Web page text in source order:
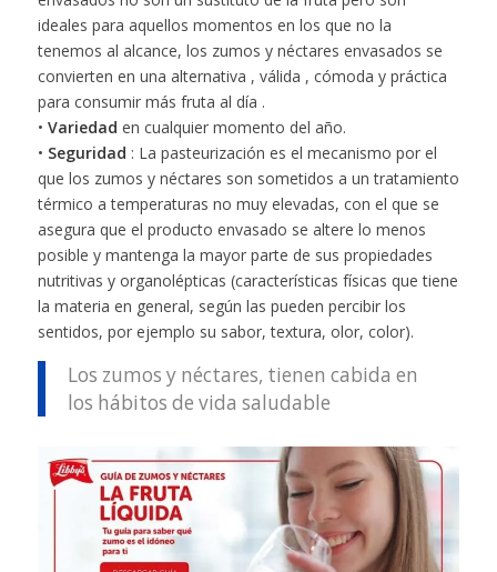
ideales para aquellos momentos en los que no la
tenemos al alcance, los zumos y néctares envasados se
convierten en una alternativa , válida , cómoda y práctica
para consumir más fruta al día .
• Variedad en cualquier momento del año.
• Seguridad : La pasteurización es el mecanismo por el
que los zumos y néctares son sometidos a un tratamiento
térmico a temperaturas no muy elevadas, con el que se
asegura que el producto envasado se altere lo menos
posible y mantenga la mayor parte de sus propiedades
nutritivas y organolépticas (características físicas que tiene
la materia en general, según las pueden percibir los
sentidos, por ejemplo su sabor, textura, olor, color).
Los zumos y néctares, tienen cabida en
los hábitos de vida saludable